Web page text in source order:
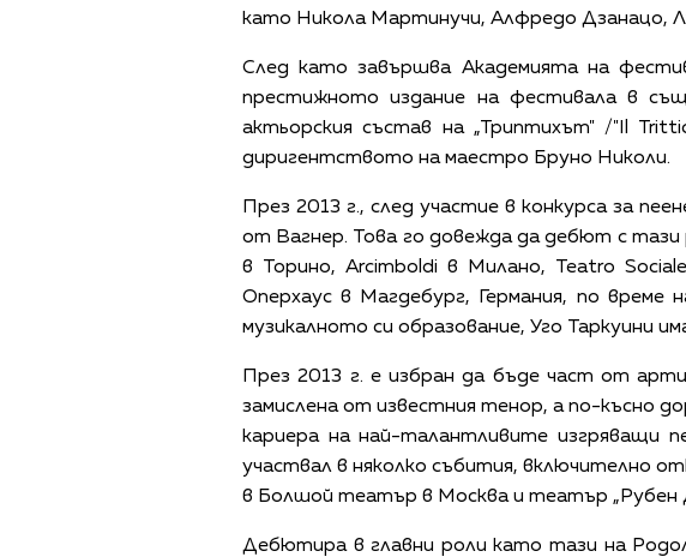
като Никола Мартинучи, Алфредо Дзанацо,
След като завършва Академията на
престижното издание на фестивала в
актьорския състав на „Триптихът" /"Il
диригентството на маестро Бруно Николи.
През 2013 г., след участие в конкурса за
от Вагнер. Това го довежда да дебют с тази
в Торино, Arcimboldi в Милано, Teatro
Оперхаус в Магдебург, Германия, по
музикалното си образование, Уго Таркуини
През 2013 г. е избран да бъде част от
замислена от известния тенор, а по-късно
кариера на най-талантливите
участвал в няколко събития, включително
в Болшой театър в Москва и театър „Рубен
Дебютира в главни роли като тази на